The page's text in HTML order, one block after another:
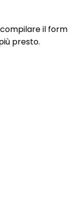
il
presto.